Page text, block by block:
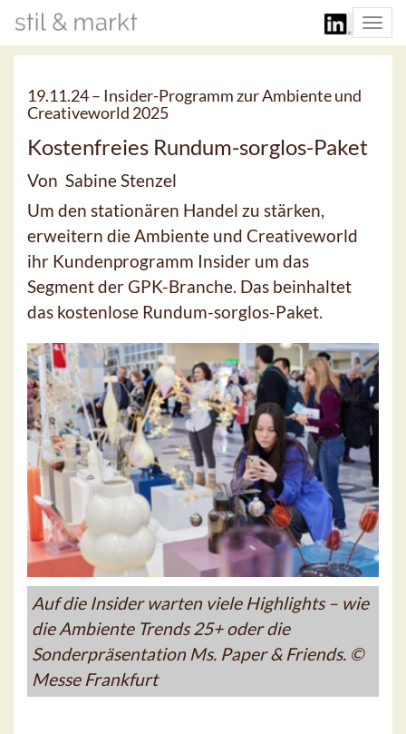
19.11.24 – Insider-Programm zur Ambiente und
Creativeworld 2025
Kostenfreies Rundum-sorglos-Paket
Von Sabine Stenzel
Um den stationären Handel zu stärken,
erweitern die Ambiente und Creativeworld
ihr Kundenprogramm Insider um das
Segment der GPK-Branche. Das beinhaltet
das kostenlose Rundum-sorglos-Paket.
Auf die Insider warten viele Highlights – wie
die Ambiente Trends 25+ oder die
Sonderpräsentation Ms. Paper & Friends. ©
Messe Frankfurt